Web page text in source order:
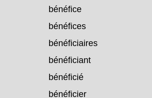
bénéfice
bénéfices
bénéficiaires
bénéficiant
bénéficié
bénéficier